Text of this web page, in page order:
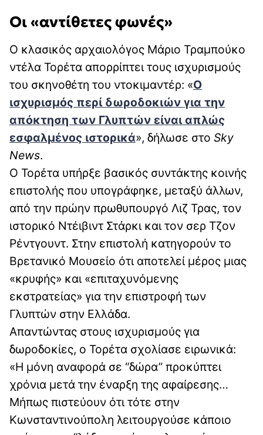
Οι «αντίθετες φωνές»
Ο κλασικός αρχαιολόγος Μάριο Τραμπούκο
ντέλα Τορέτα απορρίπτει τους ισχυρισμούς
του σκηνοθέτη του ντοκιμαντέρ: «Ο
ισχυρισμός περί δωροδοκιών για την
απόκτηση των Γλυπτών είναι απλώς
εσφαλμένος ιστορικά», δήλωσε στο Sky
News.
Ο Τορέτα υπήρξε βασικός συντάκτης κοινής
επιστολής που υπογράφηκε, μεταξύ άλλων,
από την πρώην πρωθυπουργό Λιζ Τρας, τον
ιστορικό Ντέιβιντ Στάρκι και τον σερ Τζον
Ρέντγουντ. Στην επιστολή κατηγορούν το
Βρετανικό Μουσείο ότι αποτελεί μέρος μιας
«κρυφής» και «επιταχυνόμενης
εκστρατείας» για την επιστροφή των
Γλυπτών στην Ελλάδα.
Απαντώντας στους ισχυρισμούς για
δωροδοκίες, ο Τορέτα σχολίασε ειρωνικά:
«Η μόνη αναφορά σε “δώρα” προκύπτει
χρόνια μετά την έναρξη της αφαίρεσης…
Μήπως πιστεύουν ότι τότε στην
Κωνσταντινούπολη λειτουργούσε κάποιο